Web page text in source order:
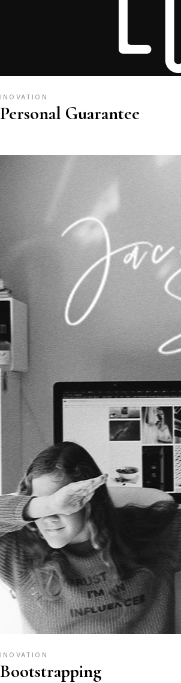
INOVATION
Personal Guarantee
INOVATION
Bootstrapping